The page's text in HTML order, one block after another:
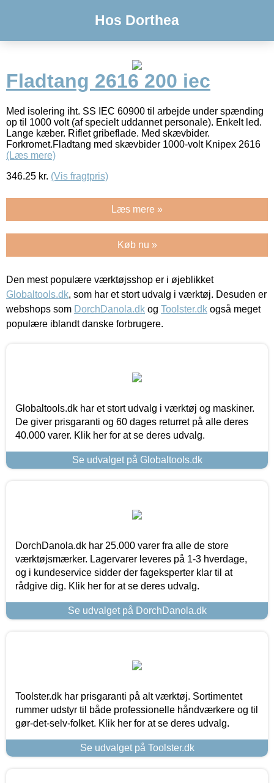
Hos Dorthea
Fladtang 2616 200 iec
Med isolering iht. SS IEC 60900 til arbejde under spænding
op til 1000 volt (af specielt uddannet personale). Enkelt led.
Lange kæber. Riflet gribeflade. Med skævbider.
Forkromet.Fladtang med skævbider 1000-volt Knipex 2616
(Læs mere)
346.25 kr. (Vis fragtpris)
Læs mere »
Køb nu »
Den mest populære værktøjsshop er i øjeblikket
Globaltools.dk, som har et stort udvalg i værktøj. Desuden er
webshops som DorchDanola.dk og Toolster.dk også meget
populære iblandt danske forbrugere.
Globaltools.dk har et stort udvalg i værktøj og maskiner.
De giver prisgaranti og 60 dages returret på alle deres
40.000 varer. Klik her for at se deres udvalg.
Se udvalget på Globaltools.dk
DorchDanola.dk har 25.000 varer fra alle de store
værktøjsmærker. Lagervarer leveres på 1-3 hverdage,
og i kundeservice sidder der fageksperter klar til at
rådgive dig. Klik her for at se deres udvalg.
Se udvalget på DorchDanola.dk
Toolster.dk har prisgaranti på alt værktøj. Sortimentet
rummer udstyr til både professionelle håndværkere og til
gør-det-selv-folket. Klik her for at se deres udvalg.
Se udvalget på Toolster.dk